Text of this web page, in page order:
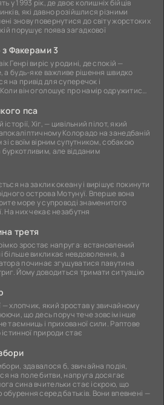
у 1993 рік, де двоє колишніх бійців
які давно розійшлися різними
знову повернутися до світу жорстоких
порушує поява загадкової
Факерами 3
Генрі виріс у родині, де спокій —
а будь-яке важливе рішення швидко
на привід для суперечок і
він оголошує про намір одружитися,
пса
Хіг, — цивільний пілот, який
Колорадо на занедбаній
зі своїм вірним супутником, собакою
але відданим
на заклик океану і вирішує покинути
острова Мотунуї. Вперше вона
море у супроводі знаменитого
На них чекає незабутня
третя
зростає напруга: встановлений
більше викликає невдоволення, а
починає згущуватися павутина
Йому доводиться тримати ситуацію
— хлопчик, який зростав у звичайному
що десь поруч тече зовсім інше
таємниць і прихованої сили. Раптове
істинної природи стає
здавалося б, звичайна подія,
на поле битви, напруга досягає
сина вчительки стає іскрою, що
серед батьків. Вони впевнені —